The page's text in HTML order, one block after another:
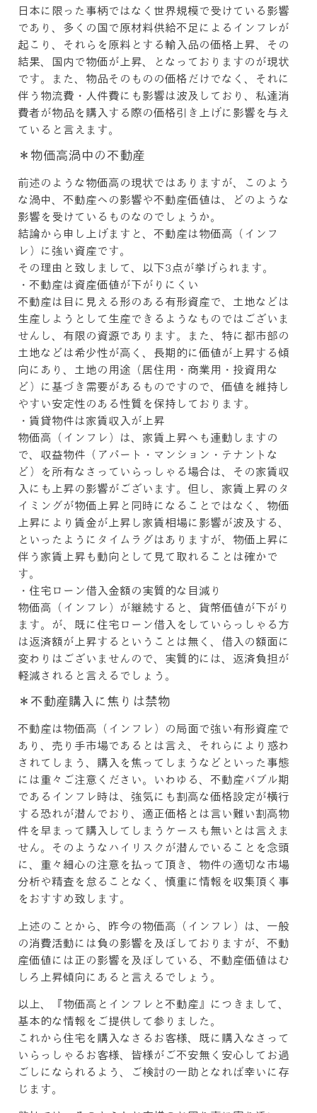
日本に限った事柄ではなく世界規模で受けている影響
であり、多くの国で原材料供給不足によるインフレが
起こり、それらを原料とする輸入品の価格上昇、その
結果、国内で物価が上昇、となっておりますのが現状
です。また、物品そのものの価格だけでなく、それに
伴う物流費・人件費にも影響は波及しており、私達消
費者が物品を購入する際の価格引き上げに影響を与え
ていると言えます。
＊物価高渦中の不動産
前述のような物価高の現状ではありますが、このよう
な渦中、不動産への影響や不動産価値は、どのような
影響を受けているものなのでしょうか。
結論から申し上げますと、不動産は物価高（インフ
レ）に強い資産です。
その理由と致しまして、以下3点が挙げられます。
・不動産は資産価値が下がりにくい
不動産は目に見える形のある有形資産で、土地などは
生産しようとして生産できるようなものではございま
せんし、有限の資源であります。また、特に都市部の
土地などは希少性が高く、長期的に価値が上昇する傾
向にあり、土地の用途（居住用・商業用・投資用な
ど）に基づき需要があるものですので、価値を維持し
やすい安定性のある性質を保持しております。
・賃貸物件は家賃収入が上昇
物価高（インフレ）は、家賃上昇へも連動しますの
で、収益物件（アパート・マンション・テナントな
ど）を所有なさっていらっしゃる場合は、その家賃収
入にも上昇の影響がございます。但し、家賃上昇のタ
イミングが物価上昇と同時になることではなく、物価
上昇により賃金が上昇し家賃相場に影響が波及する、
といったようにタイムラグはありますが、物価上昇に
伴う家賃上昇も動向として見て取れることは確かで
す。
・住宅ローン借入金額の実質的な目減り
物価高（インフレ）が継続すると、貨幣価値が下がり
ます。が、既に住宅ローン借入をしていらっしゃる方
は返済額が上昇するということは無く、借入の額面に
変わりはございませんので、実質的には、返済負担が
軽減されると言えるでしょう。
＊不動産購入に焦りは禁物
不動産は物価高（インフレ）の局面で強い有形資産で
あり、売り手市場であるとは言え、それらにより惑わ
されてしまう、購入を焦ってしまうなどといった事態
には重々ご注意ください。いわゆる、不動産バブル期
であるインフレ時は、強気にも割高な価格設定が横行
する恐れが潜んでおり、適正価格とは言い難い割高物
件を早まって購入してしまうケースも無いとは言えま
せん。そのようなハイリスクが潜んでいることを念頭
に、重々細心の注意を払って頂き、物件の適切な市場
分析や精査を怠ることなく、慎重に情報を収集頂く事
をおすすめ致します。
上述のことから、昨今の物価高（インフレ）は、一般
の消費活動には負の影響を及ぼしておりますが、不動
産価値には正の影響を及ぼしている、不動産価値はむ
しろ上昇傾向にあると言えるでしょう。
以上、『物価高とインフレと不動産』につきまして、
基本的な情報をご提供して参りました。
これから住宅を購入なさるお客様、既に購入なさって
いらっしゃるお客様、皆様がご不安無く安心してお過
ごしになられるよう、ご検討の一助となれば幸いに存
じます。